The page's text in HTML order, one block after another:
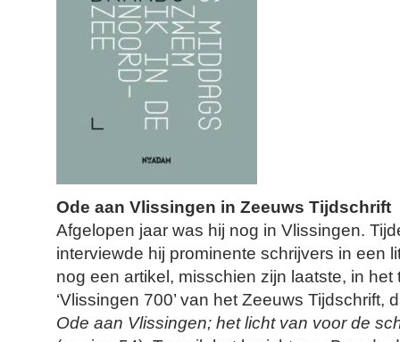
Ode aan Vlissingen in Zeeuws Tijdschrift
Afgelopen jaar was hij nog in Vlissingen.
interviewde hij prominente schrijvers in een
nog een artikel, misschien zijn laatste, in het
‘Vlissingen 700’ van het Zeeuws Tijdschrift,
Ode aan Vlissingen; het licht van voor de